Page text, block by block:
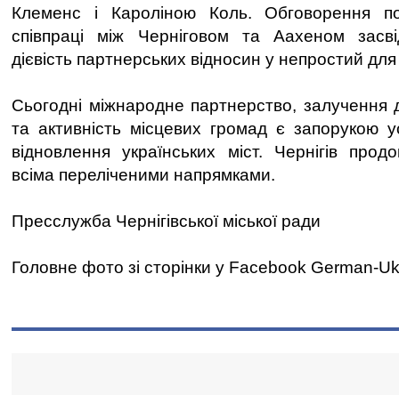
Клеменс і Кароліною Коль. Обговорення
співпраці між Черніговом та Аахеном
дієвість партнерських відносин у непростий
Сьогодні міжнародне партнерство, залучення
та активність місцевих громад є запорукою
відновлення українських міст. Чернігів
всіма переліченими напрямками.
Пресслужба Чернігівської міської ради
Головне фото зі сторінки у Facebook German-